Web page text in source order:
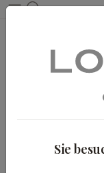
Organische
zu
Sie